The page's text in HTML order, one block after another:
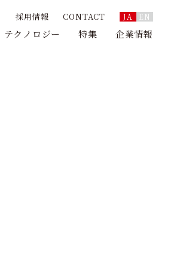
採用情報 CONTACT JA EN
テクノロジー 特集 企業情報